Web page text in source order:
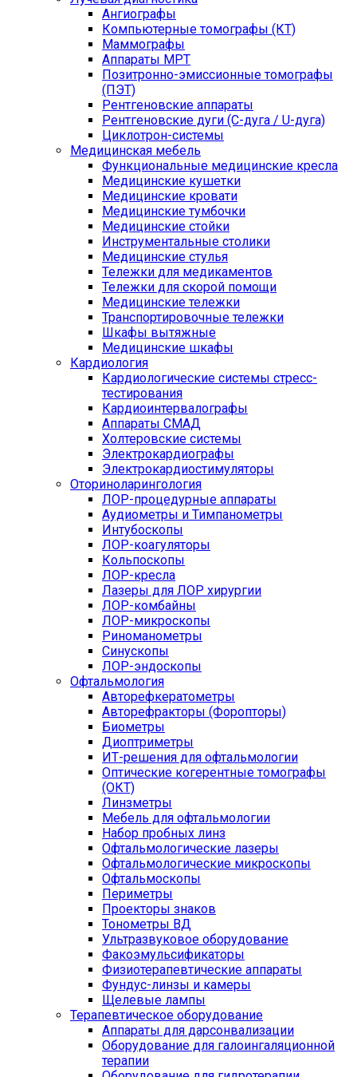
Ангиографы
Компьютерные томографы (КТ)
Маммографы
Аппараты МРТ
Позитронно-эмиссионные томографы
(ПЭТ)
Рентгеновские аппараты
Рентгеновские дуги (С-дуга / U-дуга)
Циклотрон-системы
Медицинская мебель
Функциональные медицинские кресла
Медицинские кушетки
Медицинские кровати
Медицинские тумбочки
Медицинские стойки
Инструментальные столики
Медицинские стулья
Тележки для медикаментов
Тележки для скорой помощи
Медицинские тележки
Транспортировочные тележки
Шкафы вытяжные
Медицинские шкафы
Кардиология
Кардиологические системы стресс-
тестирования
Кардиоинтервалографы
Аппараты СМАД
Холтеровские системы
Электрокардиографы
Электрокардиостимуляторы
Оториноларингология
ЛОР-процедурные аппараты
Аудиометры и Тимпанометры
Интубоскопы
ЛОР-коагуляторы
Кольпоскопы
ЛОР-кресла
Лазеры для ЛОР хирургии
ЛОР-комбайны
ЛОР-микроскопы
Риноманометры
Синускопы
ЛОР-эндоскопы
Офтальмология
Авторефкератометры
Авторефракторы (Форопторы)
Биометры
Диоптриметры
ИТ-решения для офтальмологии
Оптические когерентные томографы
(ОКТ)
Линзметры
Мебель для офтальмологии
Набор пробных линз
Офтальмологические лазеры
Офтальмологические микроскопы
Офтальмоскопы
Периметры
Проекторы знаков
Тонометры ВД
Ультразвуковое оборудование
Факоэмульсификаторы
Физиотерапевтические аппараты
Фундус-линзы и камеры
Щелевые лампы
Терапевтическое оборудование
Аппараты для дарсонвализации
Оборудование для галоингаляционной
терапии